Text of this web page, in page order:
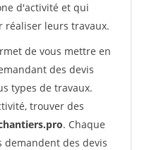
d'activité et qui
leurs travaux.
de vous mettre en
des devis
types de travaux.
trouver des
. Chaque
des devis